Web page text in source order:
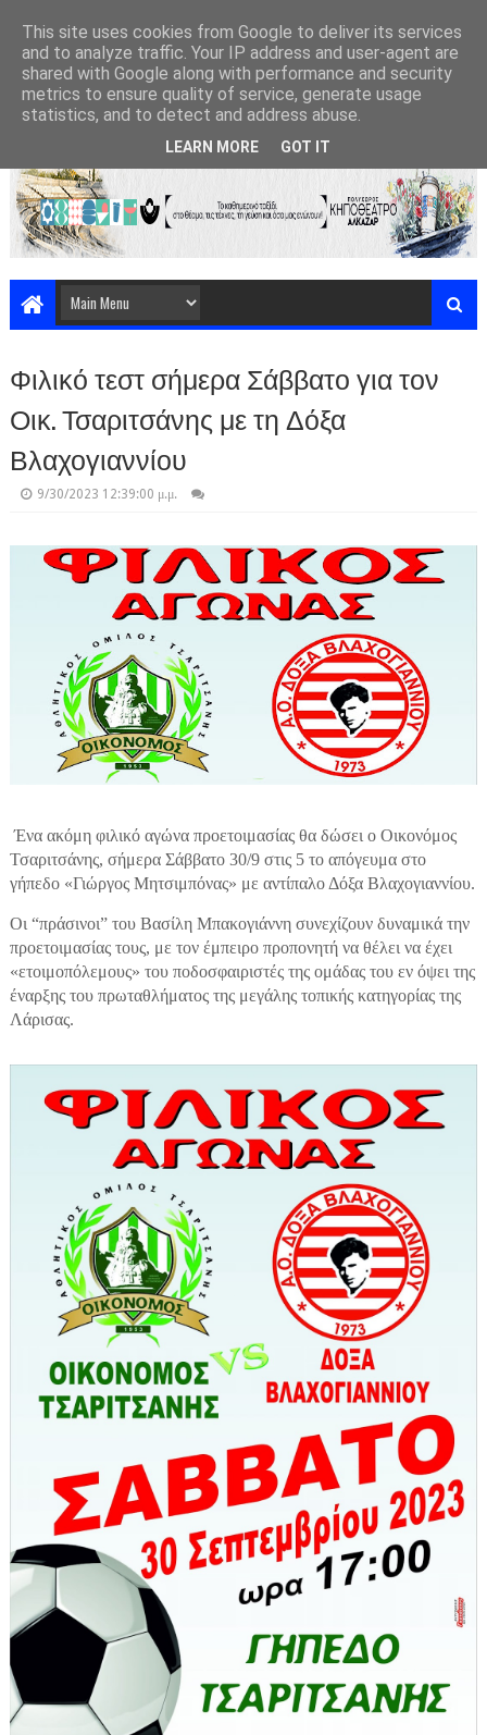
Φιλικό τεστ σήμερα Σάββατο για τον
Οικ. Τσαριτσάνης με τη Δόξα
Βλαχογιαννίου
9/30/2023 12:39:00 μ.μ.
Ένα ακόμη φιλικό αγώνα προετοιμασίας θα δώσει ο Οικονόμος
Τσαριτσάνης, σήμερα Σάββατο 30/9 στις 5 το απόγευμα στο
γήπεδο «Γιώργος Μητσιμπόνας» με αντίπαλο Δόξα Βλαχογιαννίου.
Οι “πράσινοι” του Βασίλη Μπακογιάννη συνεχίζουν δυναμικά την
προετοιμασίας τους, με τον έμπειρο προπονητή να θέλει να έχει
«ετοιμοπόλεμους» του ποδοσφαιριστές της ομάδας του εν όψει της
έναρξης του πρωταθλήματος της μεγάλης τοπικής κατηγορίας της
Λάρισας.
This site uses cookies from Google to deliver its services
and to analyze traffic. Your IP address and user-agent are
shared with Google along with performance and security
metrics to ensure quality of service, generate usage
statistics, and to detect and address abuse.
LEARN MORE GOT IT